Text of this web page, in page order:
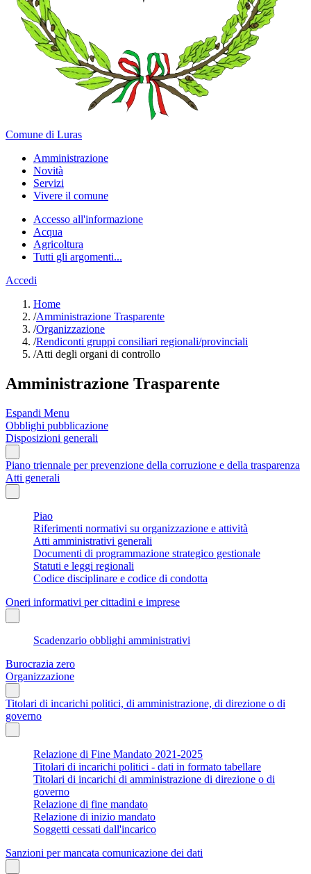
Comune di Luras
Amministrazione
Novità
Servizi
Vivere il comune
Accesso all'informazione
Acqua
Agricoltura
Tutti gli argomenti...
Accedi
Home
/Amministrazione Trasparente
/Organizzazione
/Rendiconti gruppi consiliari regionali/provinciali
/Atti degli organi di controllo
Amministrazione Trasparente
Espandi Menu
Obblighi pubblicazione
Disposizioni generali
Piano triennale per prevenzione della corruzione e della trasparenza
Atti generali
Piao
Riferimenti normativi su organizzazione e attività
Atti amministrativi generali
Documenti di programmazione strategico gestionale
Statuti e leggi regionali
Codice disciplinare e codice di condotta
Oneri informativi per cittadini e imprese
Scadenzario obblighi amministrativi
Burocrazia zero
Organizzazione
Titolari di incarichi politici, di amministrazione, di direzione o di
governo
Relazione di Fine Mandato 2021-2025
Titolari di incarichi politici - dati in formato tabellare
Titolari di incarichi di amministrazione di direzione o di
governo
Relazione di fine mandato
Relazione di inizio mandato
Soggetti cessati dall'incarico
Sanzioni per mancata comunicazione dei dati